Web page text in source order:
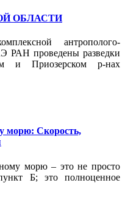
ОБЛАСТИ
антрополого-
РАН проведены разведки
и Приозерском р-нах
морю: Скорость,
морю – это не просто
Б; это полноценное